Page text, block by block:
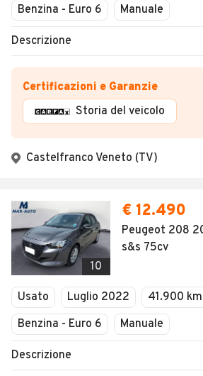
Benzina - Euro 6
Manuale
Descrizione
Certificazioni e Garanzie
Storia del veicolo
Castelfranco Veneto (TV)
10
€ 12.490
Peugeot 208
s&s 75cv
Usato Luglio 2022
41.900 km
Benzina - Euro 6
Manuale
Descrizione